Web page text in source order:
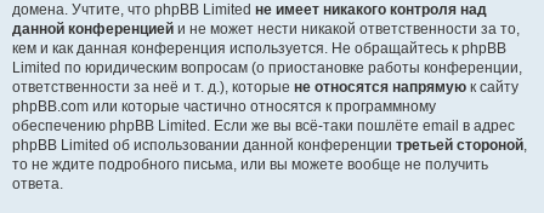
домена. Учтите, что phpBB Limited не имеет никакого контроля над
данной конференцией и не может нести никакой ответственности за то,
кем и как данная конференция используется. Не обращайтесь к phpBB
Limited по юридическим вопросам (о приостановке работы конференции,
ответственности за неё и т. д.), которые не относятся напрямую к сайту
phpBB.com или которые частично относятся к программному
обеспечению phpBB Limited. Если же вы всё-таки пошлёте email в адрес
phpBB Limited об использовании данной конференции третьей стороной,
то не ждите подробного письма, или вы можете вообще не получить
ответа.